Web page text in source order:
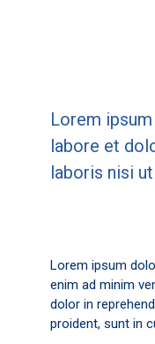
Lorem
labore et
laboris nisi
Lorem ipsum
enim ad minim
dolor in
proident, sunt in